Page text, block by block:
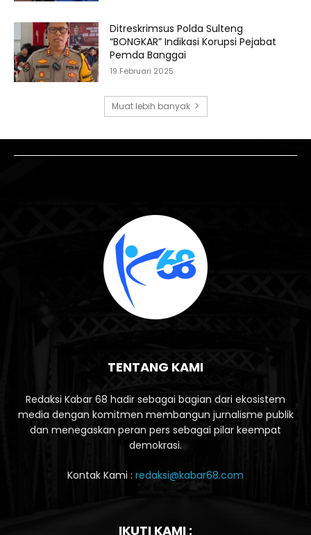
Ditreskrimsus Polda Sulteng
“BONGKAR” Indikasi Korupsi Pejabat
Pemda Banggai
19 Februari 2025
Muat lebih banyak
TENTANG KAMI
Redaksi Kabar 68 hadir sebagai bagian dari ekosistem
media dengan komitmen membangun jurnalisme publik
dan menegaskan peran pers sebagai pilar keempat
demokrasi.
Kontak Kami : redaksi@kabar68.com
IKUTI KAMI :